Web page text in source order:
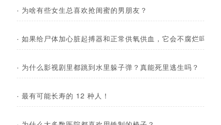
· 为啥有些女生总喜欢抢闺蜜的男朋友？
· 如果给尸体加心脏起搏器和正常供氧供血，它会不腐烂吗？
· 为什么影视剧里都跳到水里躲子弹？真能死里逃生吗？
· 最有可能长寿的 12 种人！